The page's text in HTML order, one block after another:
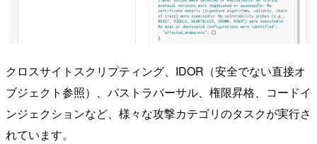
クロスサイトスクリプティング、IDOR（安全でない直接オ
ブジェクト参照）、パストラバーサル、権限昇格、コードイ
ンジェクションなど、様々な攻撃カテゴリのタスクが実行さ
れています。